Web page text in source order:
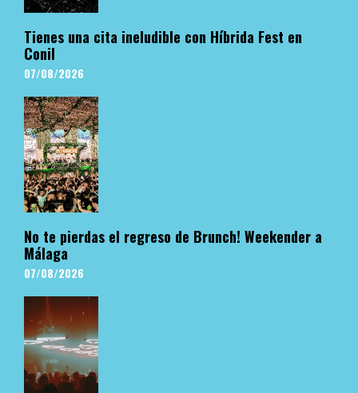
Tienes una cita ineludible con Híbrida Fest en
Conil
07/08/2026
No te pierdas el regreso de Brunch! Weekender a
Málaga
07/08/2026